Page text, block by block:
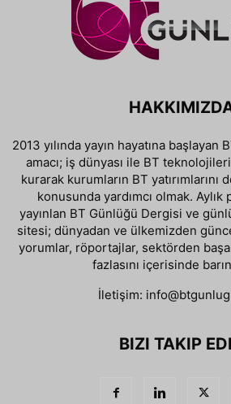
2013 yılında yayın hayatına
amacı; iş dünyası ile BT
kurarak kurumların BT yatırımlarını
konusunda yardımcı olmak.
yayınlan BT Günlüğü Dergisi ve
sitesi; dünyadan ve ülkemizden
yorumlar, röportajlar, sektörden
fazlasını içerisinde
İletişim:
BIZI TAKIP